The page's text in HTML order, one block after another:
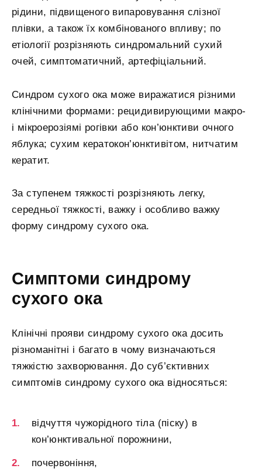
рідини, підвищеного випаровування слізної
плівки, а також їх комбінованого впливу; по
етіології розрізняють синдромальний сухий
очей, симптоматичний, артефіціальний.
Синдром сухого ока може виражатися різними
клінічними формами: рецидивирующими макро-
і мікроерозіямі рогівки або кон’юнктиви очного
яблука; сухим кератокон’юнктивітом, нитчатим
кератит.
За ступенем тяжкості розрізняють легку,
середньої тяжкості, важку і особливо важку
форму синдрому сухого ока.
Симптоми синдрому
сухого ока
Клінічні прояви синдрому сухого ока досить
різноманітні і багато в чому визначаються
тяжкістю захворювання. До суб’єктивних
симптомів синдрому сухого ока відносяться:
відчуття чужорідного тіла (піску) в
кон’юнктивальної порожнини,
почервоніння,